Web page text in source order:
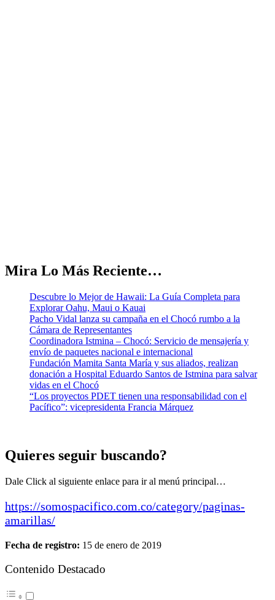
Mira Lo Más Reciente…
Descubre lo Mejor de Hawaii: La Guía Completa para
Explorar Oahu, Maui o Kauai
Pacho Vidal lanza su campaña en el Chocó rumbo a la
Cámara de Representantes
Coordinadora Istmina – Chocó: Servicio de mensajería y
envío de paquetes nacional e internacional
Fundación Mamita Santa María y sus aliados, realizan
donación a Hospital Eduardo Santos de Istmina para salvar
vidas en el Chocó
“Los proyectos PDET tienen una responsabilidad con el
Pacífico”: vicepresidenta Francia Márquez
Quieres seguir buscando?
Dale Click al siguiente enlace para ir al menú principal…
https://somospacifico.com.co/category/paginas-
amarillas/
Fecha de registro: 15 de enero de 2019
Contenido Destacado